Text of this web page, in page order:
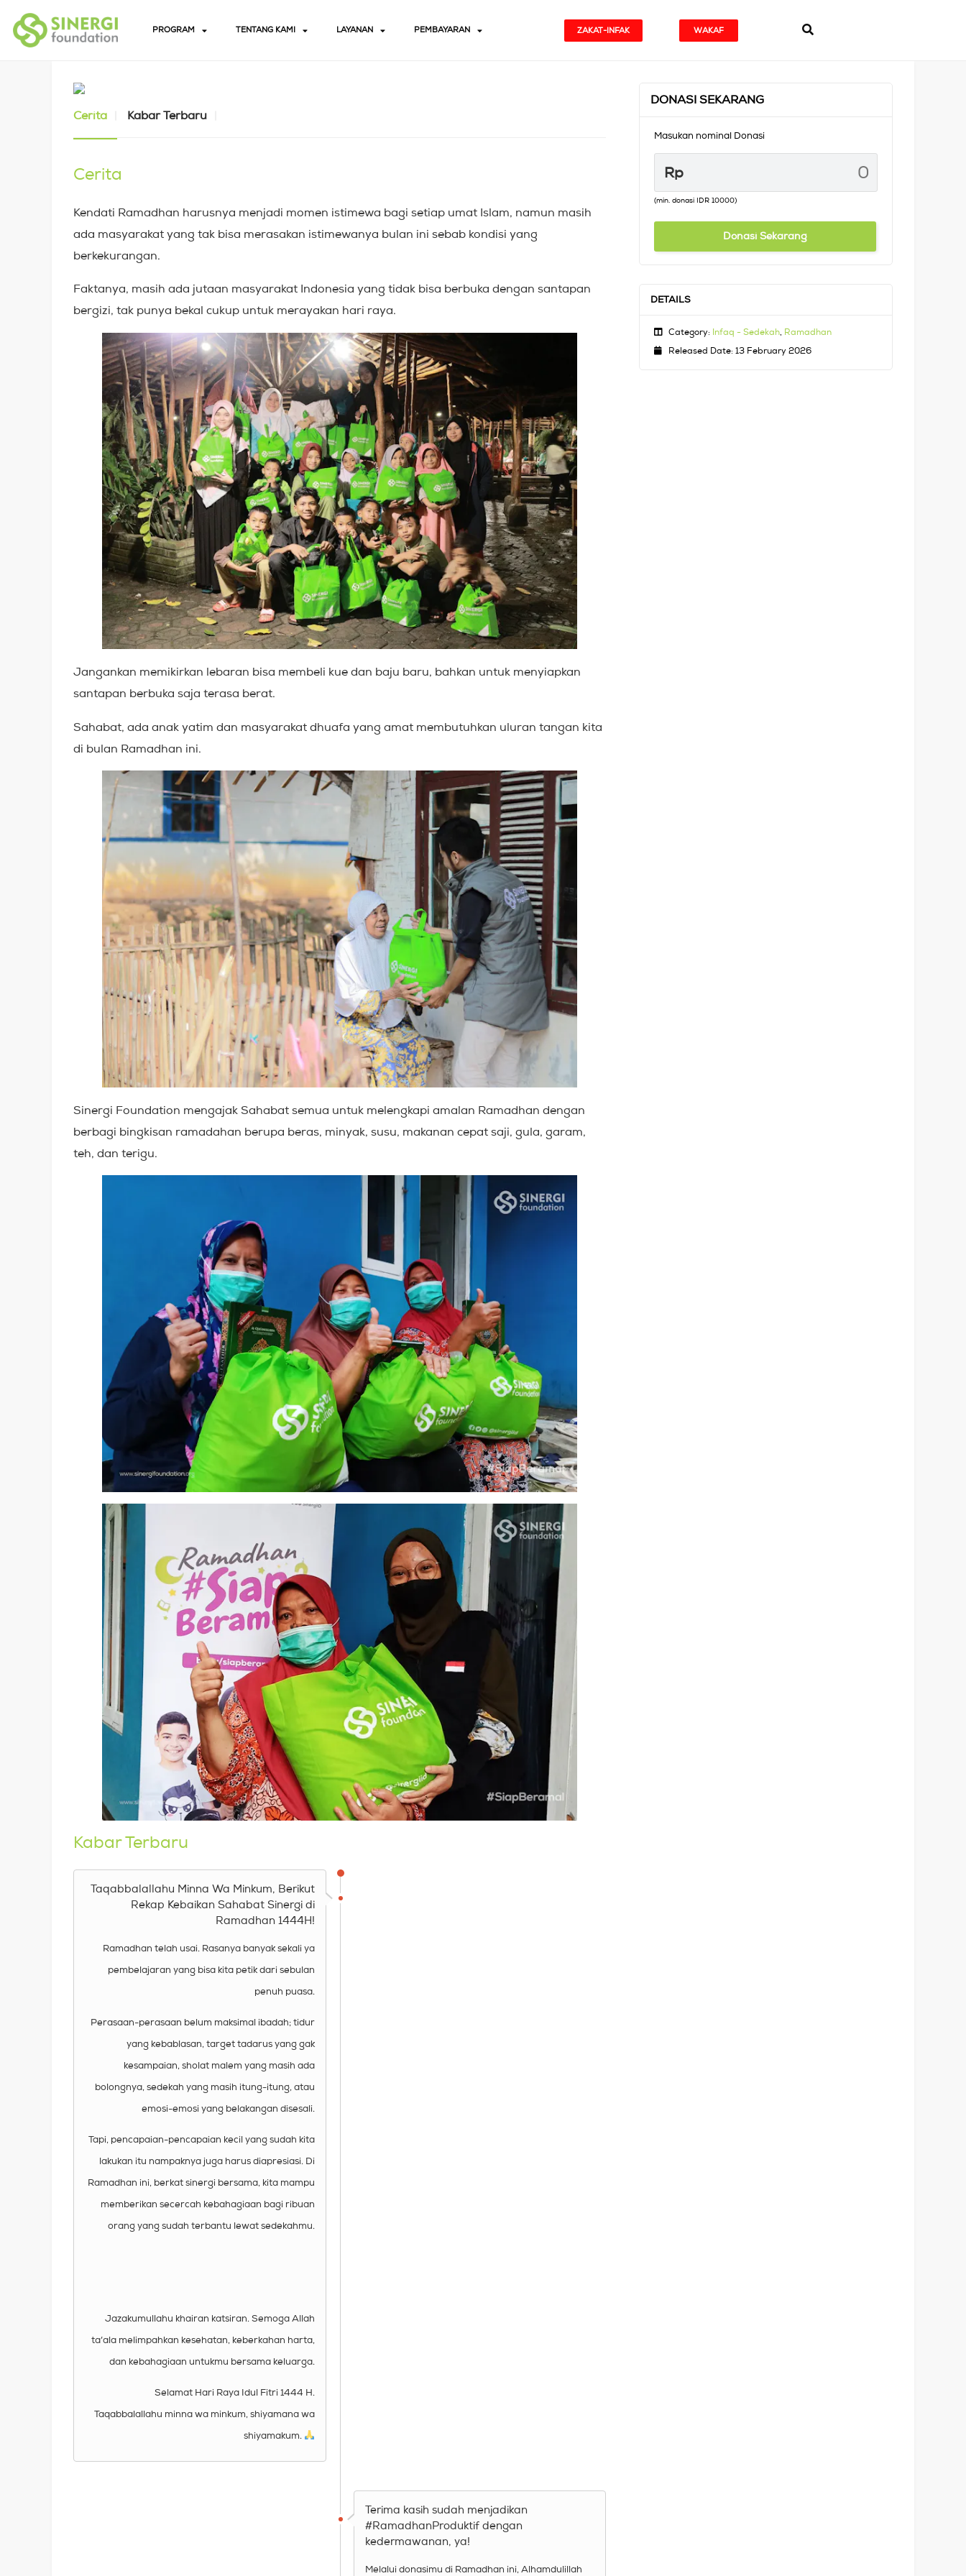
PROGRAM TENTANG KAMI LAYANAN PEMBAYARAN ZAKAT-INFAK WAKAF
Cerita Kabar Terbaru
Cerita
Kendati Ramadhan harusnya menjadi momen istimewa bagi setiap umat Islam, namun masih
ada masyarakat yang tak bisa merasakan istimewanya bulan ini sebab kondisi yang
berkekurangan.
Faktanya, masih ada jutaan masyarakat Indonesia yang tidak bisa berbuka dengan santapan
bergizi, tak punya bekal cukup untuk merayakan hari raya.
Jangankan memikirkan lebaran bisa membeli kue dan baju baru, bahkan untuk menyiapkan
santapan berbuka saja terasa berat.
Sahabat, ada anak yatim dan masyarakat dhuafa yang amat membutuhkan uluran tangan kita
di bulan Ramadhan ini.
Sinergi Foundation mengajak Sahabat semua untuk melengkapi amalan Ramadhan dengan
berbagi bingkisan ramadahan berupa beras, minyak, susu, makanan cepat saji, gula, garam,
teh, dan terigu.
Kabar Terbaru
Taqabbalallahu Minna Wa Minkum, Berikut
Rekap Kebaikan Sahabat Sinergi di
Ramadhan 1444H!
Ramadhan telah usai. Rasanya banyak sekali ya
pembelajaran yang bisa kita petik dari sebulan
penuh puasa.
Perasaan-perasaan belum maksimal ibadah; tidur
yang kebablasan, target tadarus yang gak
kesampaian, sholat malem yang masih ada
bolongnya, sedekah yang masih itung-itung, atau
emosi-emosi yang belakangan disesali.
Tapi, pencapaian-pencapaian kecil yang sudah kita
lakukan itu nampaknya juga harus diapresiasi. Di
Ramadhan ini, berkat sinergi bersama, kita mampu
memberikan secercah kebahagiaan bagi ribuan
orang yang sudah terbantu lewat sedekahmu.
Jazakumullahu khairan katsiran. Semoga Allah
ta’ala melimpahkan kesehatan, keberkahan harta,
dan kebahagiaan untukmu bersama keluarga.
Selamat Hari Raya Idul Fitri 1444 H.
Taqabbalallahu minna wa minkum, shiyamana wa
shiyamakum.
Terima kasih sudah menjadikan
#RamadhanProduktif dengan
kedermawanan, ya!
Melalui donasimu di Ramadhan ini, Alhamdulillah
DONASI SEKARANG
Masukan nominal Donasi
Rp
(min. donasi IDR 10000)
Donasi Sekarang
DETAILS
Category: Infaq - Sedekah, Ramadhan
Released Date: 13 February 2026